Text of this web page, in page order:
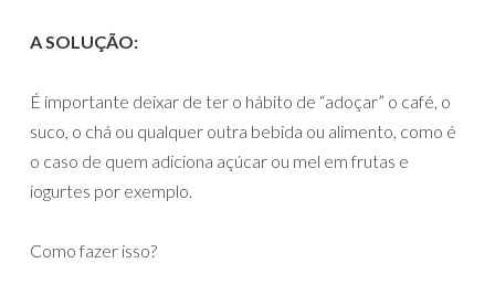
A SOLUÇÃO:
É importante deixar de ter o hábito de “adoçar” o café, o
suco, o chá ou qualquer outra bebida ou alimento, como é
o caso de quem adiciona açúcar ou mel em frutas e
iogurtes por exemplo.
Como fazer isso?